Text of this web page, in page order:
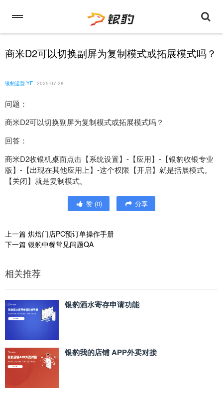
商米D2可以切换副屏为复制模式或拓展模式吗？
银豹运营-YF 2025-07-28
问题：
商米D2可以切换副屏为复制模式或拓展模式吗？
回答：
商米D2收银机桌面点击【系统设置】-【应用】-【银豹收银专业
版】-【出现在其他应用上】-这个权限【开启】就是括展模式。
【关闭】就是复制模式。
赞 (0) 分享
上一篇 烘焙门店PC预订单操作手册
下一篇 银豹中餐常见问题QA
相关推荐
银豹酒水寄存申请功能
银豹我的店铺 APP外卖对接